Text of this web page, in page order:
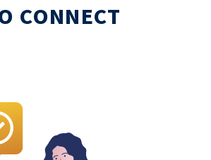
CONNECT